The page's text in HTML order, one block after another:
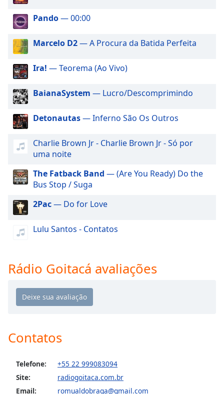
selected
Audio
Track
Picture-
Picture
Fullscreen
This
modal
window.
Beginning
dialog
window.
Escape
window.
Background
Color
Pando— 00:00
Marcelo D2— A Procura da Batida Perfeita
Ira! — Teorema (Ao Vivo)
BaianaSystem — Lucro/Descomprimindo
Detonautas— Inferno São Os Outros
Charlie Brown Jr - Charlie Brown Jr - Só por
uma noite
The Fatback Band — (Are You Ready) Do the
Bus Stop / Suga
2Pac— Do for Love
Lulu Santos - Contatos
Rádio Goitacá avaliações
Contatos
Telefone:
+55 22 999083094
Site:
radiogoitaca.com.br
Email:
romualdobraga@gmail.com